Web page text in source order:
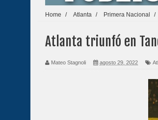
Home / Atlanta / Primera Nacional /
Atlanta triunfó en
Mateo Stagnoli agosto 29, 2022